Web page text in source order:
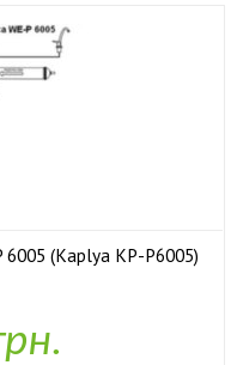
6005 (Kaplya KP-P6005)